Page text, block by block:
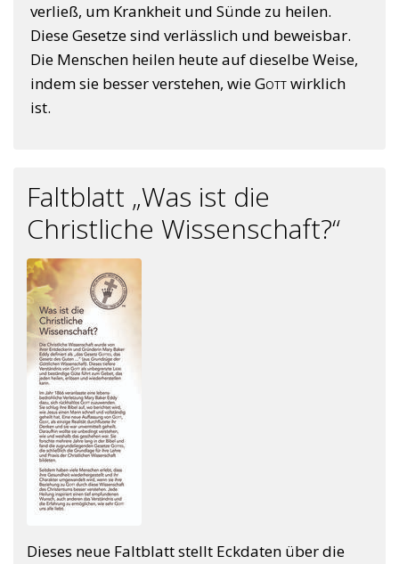
verließ, um Krankheit und Sünde zu heilen.
Diese Gesetze sind verlässlich und beweisbar.
Die Menschen heilen heute auf dieselbe Weise,
indem sie besser verstehen, wieGottwirklich
ist.
Faltblatt „Was ist die
Christliche Wissenschaft?“
Dieses neue Faltblatt stellt Eckdaten über die